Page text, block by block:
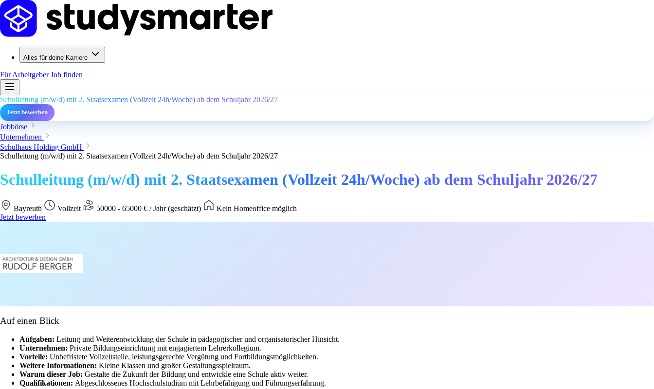
Alles für deine Karriere
Für ArbeitgeberJob finden
Schulleitung (m/w/d) mit 2. Staatsexamen (Vollzeit 24h/Woche) ab dem Schuljahr 2026/27
Jetzt bewerben
Jobbörse
Unternehmen
Schulhaus Holding GmbH
Schulleitung (m/w/d) mit 2. Staatsexamen (Vollzeit 24h/Woche) ab dem Schuljahr 2026/27
Schulleitung (m/w/d) mit 2. Staatsexamen (Vollzeit 24h/Woche) ab dem Schuljahr 2026/27
Bayreuth Vollzeit 50000 - 65000 € / Jahr (geschätzt)
Kein Homeoffice möglich
Jetzt bewerben
Auf einen Blick
Aufgaben: Leitung und Weiterentwicklung der Schule in pädagogischer und organisatorischer Hinsicht.
Unternehmen: Private Bildungseinrichtung mit engagiertem Lehrerkollegium.
Vorteile: Unbefristete Vollzeitstelle, leistungsgerechte Vergütung und Fortbildungsmöglichkeiten.
Weitere Informationen: Kleine Klassen und großer Gestaltungsspielraum.
Warum dieser Job: Gestalte die Zukunft der Bildung und entwickle eine Schule aktiv weiter.
Qualifikationen: Abgeschlossenes Hochschulstudium mit Lehrbefähigung und Führungserfahrung.